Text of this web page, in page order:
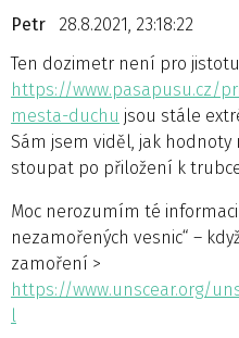
Petr
28.8.2021, 23:18:22
Ten dozimetr není pro
https://www.pasapusu.cz/
mesta-duchu jsou stále
Sám jsem viděl, jak
stoupat po přiložení k
Moc nerozumím té
nezamořených vesnic“ –
zamoření >
https://www.unscear.org/
l